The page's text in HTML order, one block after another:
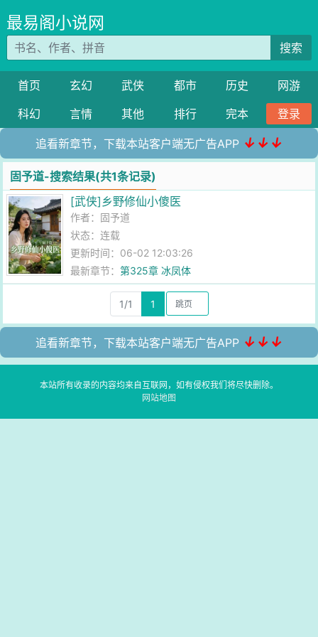
最易阁小说网
搜索
首页 玄幻 武侠 都市 历史
网游
科幻
言情 其他 排行 完本 登录
追看新章节，下载本站客户端无广告APP ↓↓↓
固予道-搜索结果(共1条记录)
[武侠]乡野修仙小傻医
作者： 固予道
状态：连载
更新时间：06-02 12:03:26
最新章节：第325章 冰凤体
1/1 1
追看新章节，下载本站客户端无广告APP ↓↓↓
本站所有收录的内容均来自互联网，如有侵权我们将尽快删除。
网站地图